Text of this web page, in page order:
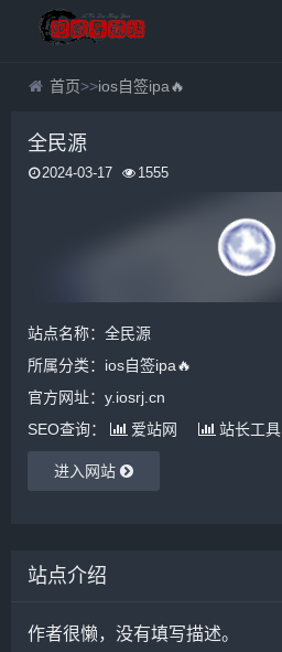
首页>>ios自签ipa🔥
全民源
2024-03-17 1555
站点名称：全民源
所属分类： ios自签ipa🔥
官方网址：y.iosrj.cn
SEO查询：
爱站网 站长工具
进入网站
站点介绍
作者很懒，没有填写描述。